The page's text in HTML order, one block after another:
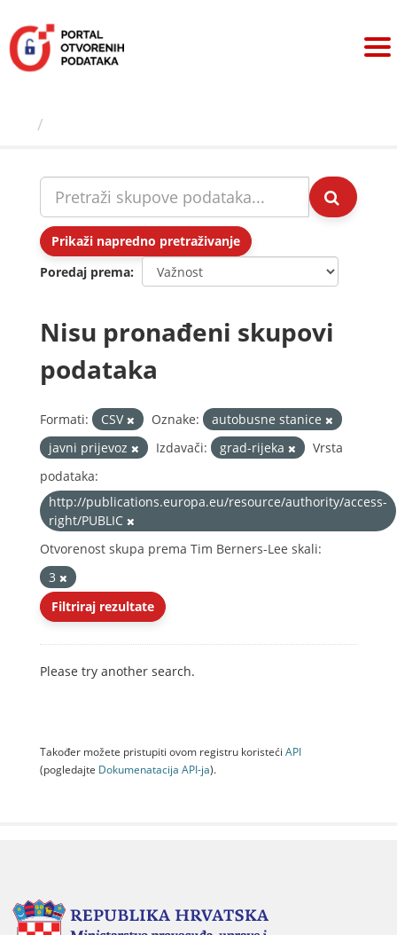
sadržaj
Prikaži napredno pretraživanje
Poredaj prema
Nisu pronađeni skupovi
podataka
Formati: CSV Oznake:
autobusne stanice
javni prijevoz
Izdavači: grad-rijeka
Vrsta
podataka:
http://publications.europa.eu/resource/authority/access-
right/PUBLIC
Otvorenost skupa prema Tim Berners-Lee skali:
3
Filtriraj rezultate
Please try another search.
Također možete pristupiti ovom registru koristeći API
(pogledajte Dokumenаtаcijа API-jа).